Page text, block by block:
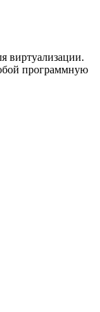
виртуализации.
программную